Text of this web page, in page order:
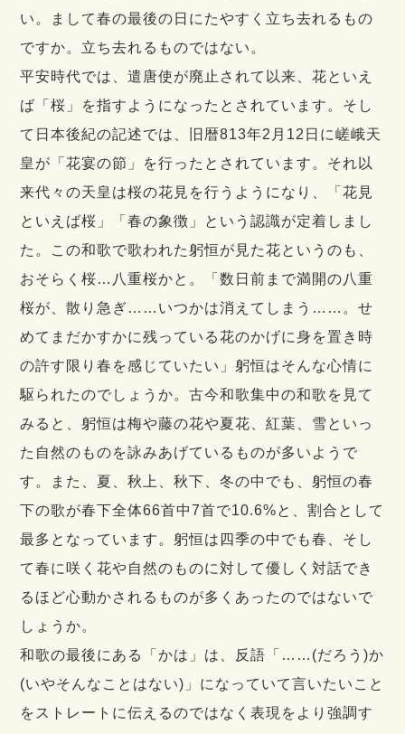
い。まして春の最後の日にたやすく立ち去れるもの
ですか。立ち去れるものではない。
平安時代では、遣唐使が廃止されて以来、花といえ
ば「桜」を指すようになったとされています。そし
て日本後紀の記述では、旧暦813年2月12日に嵯峨天
皇が「花宴の節」を行ったとされています。それ以
来代々の天皇は桜の花見を行うようになり、「花見
といえば桜」「春の象徴」という認識が定着しまし
た。この和歌で歌われた躬恒が見た花というのも、
おそらく桜…八重桜かと。「数日前まで満開の八重
桜が、散り急ぎ……いつかは消えてしまう……。せ
めてまだかすかに残っている花のかげに身を置き時
の許す限り春を感じていたい」躬恒はそんな心情に
駆られたのでしょうか。古今和歌集中の和歌を見て
みると、躬恒は梅や藤の花や夏花、紅葉、雪といっ
た自然のものを詠みあげているものが多いようで
す。また、夏、秋上、秋下、冬の中でも、躬恒の春
下の歌が春下全体66首中7首で10.6%と、割合として
最多となっています。躬恒は四季の中でも春、そし
て春に咲く花や自然のものに対して優しく対話でき
るほど心動かされるものが多くあったのではないで
しょうか。
和歌の最後にある「かは」は、反語「……(だろう)か
(いやそんなことはない)」になっていて言いたいこと
をストレートに伝えるのではなく表現をより強調す